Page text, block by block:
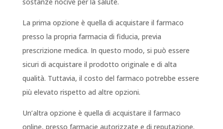
sostanze nocive per la salute.
La prima opzione è quella di acquistare il farmaco
presso la propria farmacia di fiducia, previa
prescrizione medica. In questo modo, si può essere
sicuri di acquistare il prodotto originale e di alta
qualità. Tuttavia, il costo del farmaco potrebbe essere
più elevato rispetto ad altre opzioni.
Un’altra opzione è quella di acquistare il farmaco
online, presso farmacie autorizzate e di reputazione.